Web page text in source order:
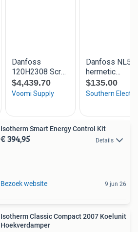
Isotherm Smart Energy Control Kit
€ 394,95 Details
Bezoek website 9 jun 26
Isotherm Classic Compact 2007 Koelunit
Hoekverdamper